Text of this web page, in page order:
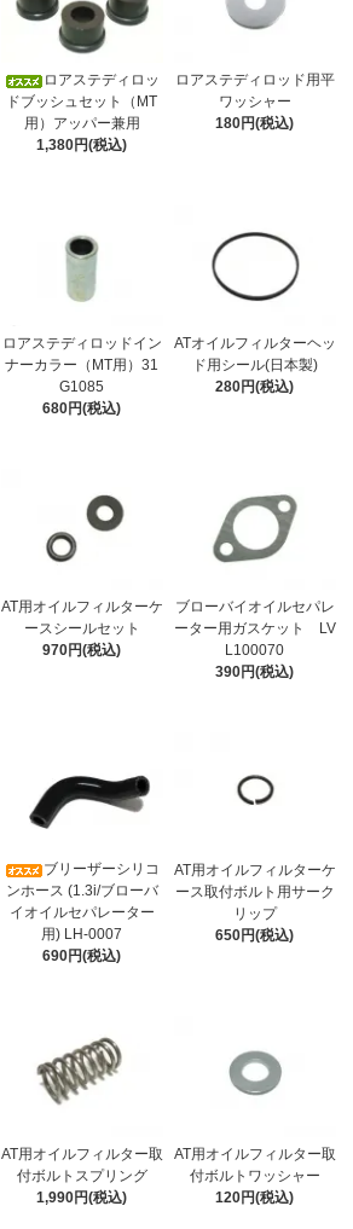
ロアステディロッ
ドブッシュセット（MT
用）アッパー兼用
1,380円(税込)
ロアステディロッド用平
ワッシャー
180円(税込)
ロアステディロッドイン
ナーカラー（MT用）31
G1085
680円(税込)
ATオイルフィルターヘッ
ド用シール(日本製)
280円(税込)
AT用オイルフィルターケ
ースシールセット
970円(税込)
ブローバイオイルセパレ
ーター用ガスケット LV
L100070
390円(税込)
ブリーザーシリコ
ンホース (1.3i/ブローバ
イオイルセパレーター
用) LH-0007
690円(税込)
AT用オイルフィルターケ
ース取付ボルト用サーク
リップ
650円(税込)
AT用オイルフィルター取
付ボルトスプリング
1,990円(税込)
AT用オイルフィルター取
付ボルトワッシャー
120円(税込)